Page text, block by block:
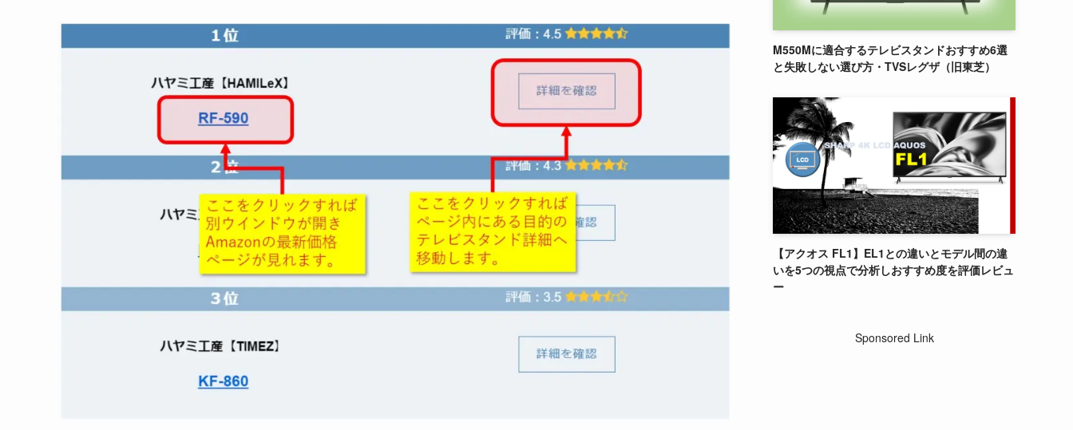
M550Mに適合するテレビスタンドおすすめ6選
と失敗しない選び方・TVSレグザ（旧東芝）
【アクオス FL1】EL1との違いとモデル間の違
いを5つの視点で分析しおすすめ度を評価レビュ
ー
Sponsored Link